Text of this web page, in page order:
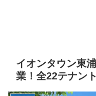
イオンタウン東
業！全22テナン